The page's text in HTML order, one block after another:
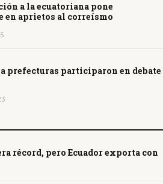
a la ecuatoriana pone
en aprietos al correísmo
prefecturas participaron en debate
récord, pero Ecuador exporta con